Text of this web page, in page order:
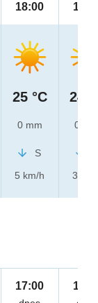
18:00
25 °C
0 mm
S
5 km/h
19:00
24 °C
0 mm
3 km/h
17:00 18:00